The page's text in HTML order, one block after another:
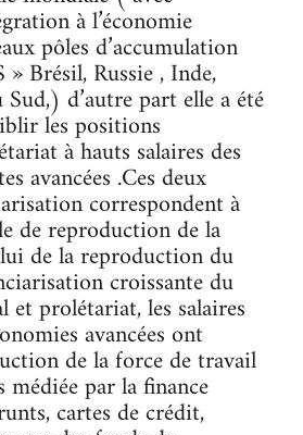
à l’économie
pôles d’accumulation
Brésil, Russie , Inde,
d’autre part elle a été
les positions
à hauts salaires des
avancées .Ces deux
correspondent à
de reproduction de la
de la reproduction du
croissante du
prolétariat, les salaires
avancées ont
de la force de travail
par la finance
cartes de crédit,